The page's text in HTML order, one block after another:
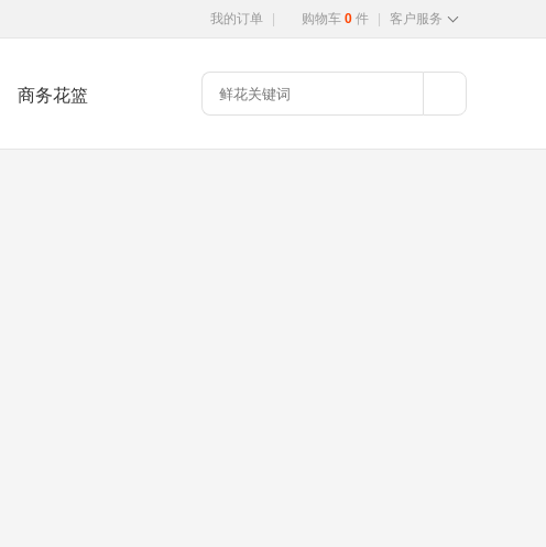
我的订单 购物车 0 件 客户服务
商务花篮